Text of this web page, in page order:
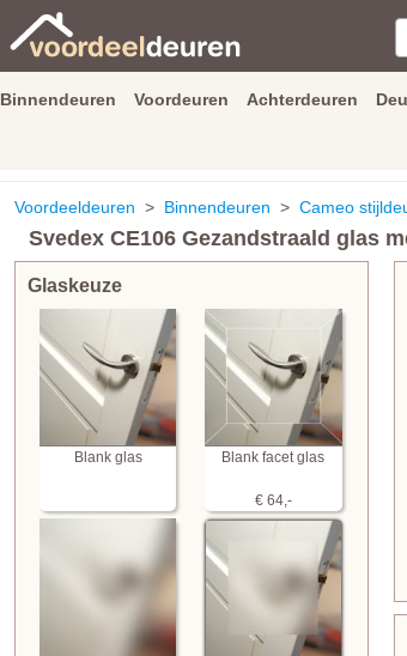
Binnendeuren Voordeuren Achterdeuren
Voordeeldeuren > Binnendeuren > Cameo
Svedex CE106 Gezandstraald glas
Glaskeuze
Blank glas Blank facet glas
€ 64,-